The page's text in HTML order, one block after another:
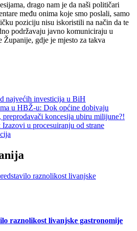
drago nam je da naši političari
među onima koje smo poslali, samo
poziciju nisu iskoristili na način da te
podržavaju javno komuniciraju u
Županije, gdje je mjesto za takva
najvećih investicija u BiH
u HBŽ-u: Dok općine dobivaju
preprodavači koncesija ubiru milijune?!
u procesuiranju od strane
raznolikost livanjske gastronomije